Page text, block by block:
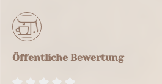
Öffentliche Bewertung